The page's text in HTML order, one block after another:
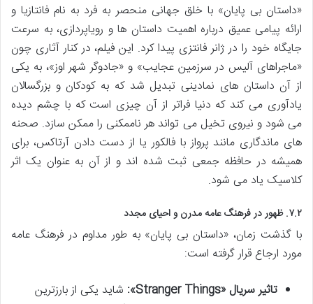
«داستان بی پایان» با خلق جهانی منحصر به فرد به نام فانتازیا و
ارائه پیامی عمیق درباره اهمیت داستان ها و رویاپردازی، به سرعت
جایگاه خود را در ژانر فانتزی پیدا کرد. این فیلم، در کنار آثاری چون
«ماجراهای آلیس در سرزمین عجایب» و «جادوگر شهر اوز»، به یکی
از آن داستان های نمادینی تبدیل شد که به کودکان و بزرگسالان
یادآوری می کند که دنیا فراتر از آن چیزی است که با چشم دیده
می شود و نیروی تخیل می تواند هر ناممکنی را ممکن سازد. صحنه
های ماندگاری مانند پرواز با فالکور یا از دست دادن آرتاکس، برای
همیشه در حافظه جمعی ثبت شده اند و از آن به عنوان یک اثر
کلاسیک یاد می شود.
۷.۲. ظهور در فرهنگ عامه مدرن و احیای مجدد
با گذشت زمان، «داستان بی پایان» به طور مداوم در فرهنگ عامه
مورد ارجاع قرار گرفته است:
تاثیر سریال «Stranger Things»:
شاید یکی از بارزترین